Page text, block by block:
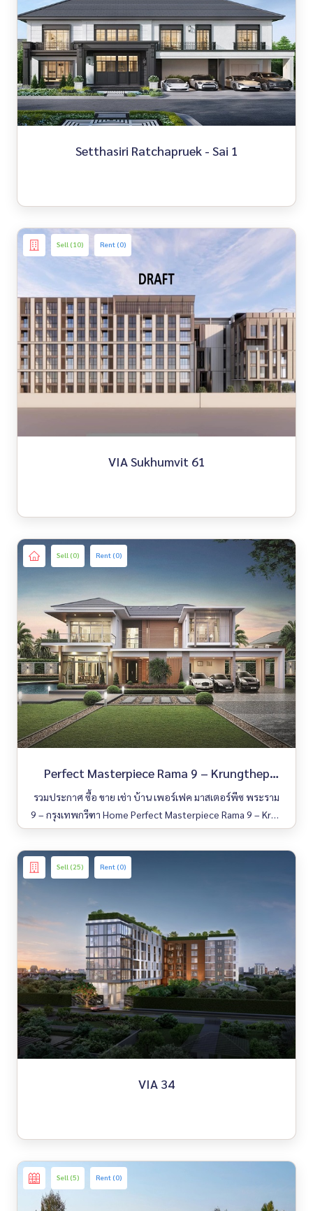
Setthasiri Ratchapruek - Sai 1
Sell (10) Rent (0)
VIA Sukhumvit 61
Sell (0) Rent (0)
Perfect Masterpiece Rama 9 – Krungthep
Kreetha
รวมประกาศ ซื้อ ขาย เช่า บ้าน เพอร์เฟค มาสเตอร์พีซ พระราม
9 – กรุงเทพกรีฑา Home Perfect Masterpiece Rama 9 – Krun
gthep Kreetha มีให้เลือกหลายห้อง รายละเอียดครบ ค้นหาง่าย
อัพเดททุกวัน
Sell (25) Rent (0)
VIA 34
Sell (5) Rent (0)